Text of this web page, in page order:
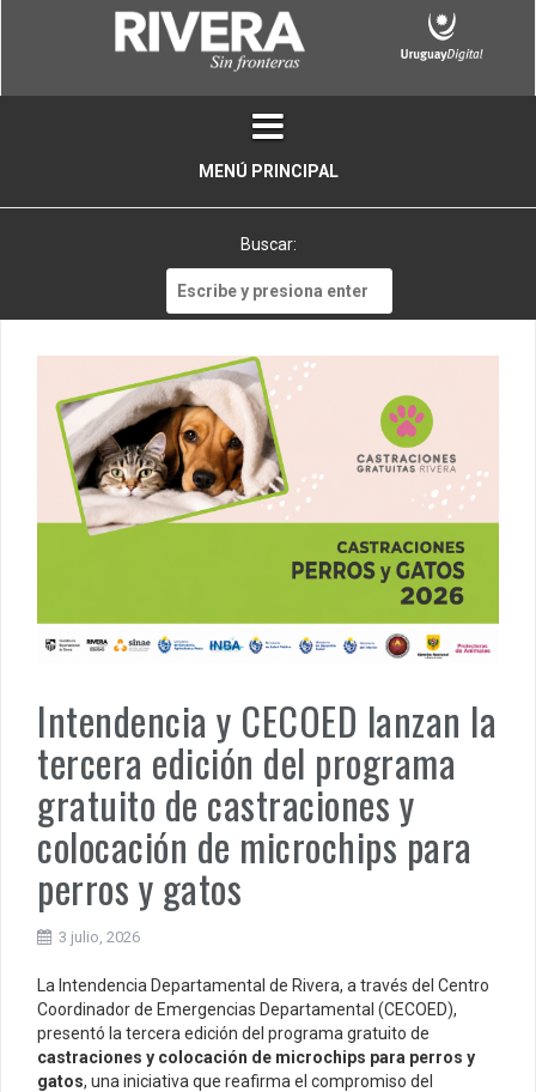
MENÚ PRINCIPAL
Buscar:
Intendencia y CECOED lanzan la
tercera edición del programa
gratuito de castraciones y
colocación de microchips para
perros y gatos
3 julio, 2026
La Intendencia Departamental de Rivera, a través del Centro
Coordinador de Emergencias Departamental (CECOED),
presentó la tercera edición del programa gratuito de
castraciones y colocación de microchips para perros y
gatos, una iniciativa que reafirma el compromiso del